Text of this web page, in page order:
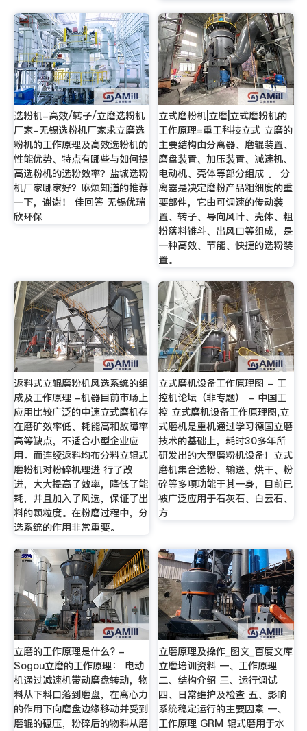
选粉机-高效/转子/立磨选粉机
厂家-无锡选粉机厂家求立磨选
粉机的工作原理及高效选粉机的
性能优势、特点有哪些与如何提
高选粉机的选粉效率？盐城选粉
机厂家哪家好？麻烦知道的推荐
一下，谢谢！ 佳回答 无锡优瑞
欣环保
立式磨粉机|立磨|立式磨粉机的
工作原理=重工科技立式 立磨的
主要结构由分离器、磨辊装置、
磨盘装置、加压装置、减速机、
电动机、壳体等部分组成 。 分
离器是决定磨粉产品粗细度的重
要部件，它由可调速的传动装
置、转子、导向风叶、壳体、粗
粉落料锥斗、出风口等组成，是
一种高效、节能、快捷的选粉装
置。
返料式立辊磨粉机风选系统的组
成及工作原理 -机器目前市场上
应用比较广泛的中速立式磨机存
在磨矿效率低、耗能高和故障率
高等缺点，不适合小型企业应
用。而连续返料均布分料立辊式
磨粉机对粉碎机理进 行了改
进，大大提高了效率，降低了能
耗，并且加入了风选，保证了出
料的颗粒度。在粉磨过程中，分
选系统的作用非常重要。
立式磨机设备工作原理图 - 工
控机论坛（非专题） - 中国工
控 立式磨机设备工作原理图,立
式磨机是重机通过学习德国立磨
技术的基础上，耗时30多年所
研发出的大型磨粉机设备！立式
磨机集合选粉、输送、烘干、粉
碎等多项功能于其一身，目前已
被广泛应用于石灰石、白云石、
方
立磨的工作原理是什么? -
Sogou立磨的工作原理： 电动
机通过减速机带动磨盘转动，物
料从下料口落到磨盘，在离心力
的作用下向磨盘边缘移动并受到
磨辊的碾压，粉碎后的物料从磨
立磨原理及操作_图文_百度文库
立磨培训资料 一、工作原理
二、结构介绍 三、运行调试
四、日常维护及检查 五、影响
系统稳定运行的主要因素 一、
工作原理 GRM 辊式磨用于水